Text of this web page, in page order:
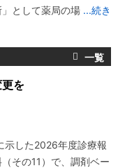
として薬局の場 ...続き
を
した2026年度診療報
その11）で、調剤ベー